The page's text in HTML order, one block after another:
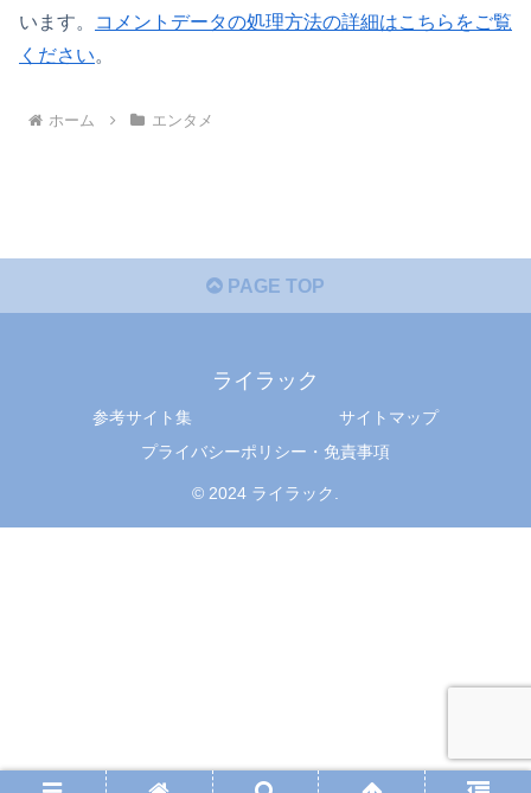
います。
コメントデータの処理方法の詳細はこちらをご覧
ください。
ホーム エンタメ
PAGE TOP
ライラック
参考サイト集
サイトマップ
プライバシーポリシー・免責事項
© 2024 ライラック.